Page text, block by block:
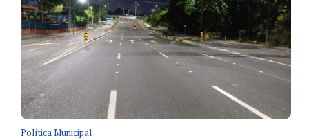
Política Municipal